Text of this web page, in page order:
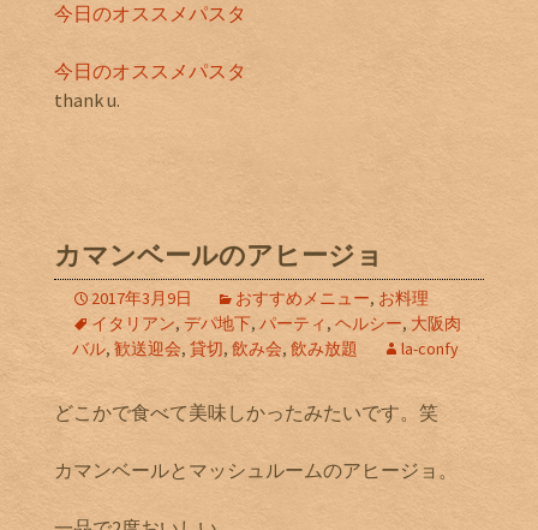
今日のオススメパスタ
今日のオススメパスタ
thank u.
カマンベールのアヒージョ
2017年3月9日 おすすめメニュー, お料理
イタリアン, デパ地下, パーティ , ヘルシー, 大阪肉
バル, 歓送迎会, 貸切, 飲み会, 飲み放題 la-confy
どこかで食べて美味しかったみたいです。笑
カマンベールとマッシュルームのアヒージョ。